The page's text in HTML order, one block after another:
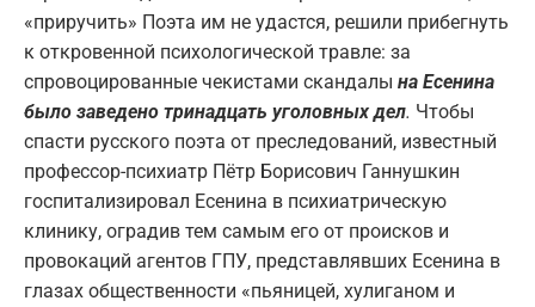
«приручить» Поэта им не удастся, решили прибегнуть
к откровенной психологической травле: за
спровоцированные чекистами скандалы на Есенина
было заведено тринадцать уголовных дел. Чтобы
спасти русского поэта от преследований, известный
профессор-психиатр Пётр Борисович Ганнушкин
госпитализировал Есенина в психиатрическую
клинику, оградив тем самым его от происков и
провокаций агентов ГПУ, представлявших Есенина в
глазах общественности «пьяницей, хулиганом и